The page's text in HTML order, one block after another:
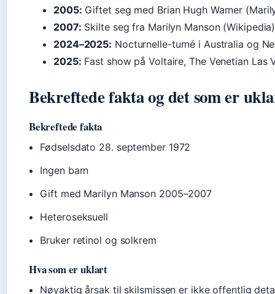
2005: Giftet seg med Brian Hugh Warner
2007: Skilte seg fra Marilyn Manson (Wikipedia)
2024–2025: Nocturnelle-turné i Australia og
2025: Fast show på Voltaire, The Venetian Las
Bekreftede fakta og det som er
Bekreftede fakta
Fødselsdato 28. september 1972
Ingen barn
Gift med Marilyn Manson 2005–2007
Heteroseksuell
Bruker retinol og solkrem
Hva som er uklart
Nøyaktig årsak til skilsmissen er ikke offentlig